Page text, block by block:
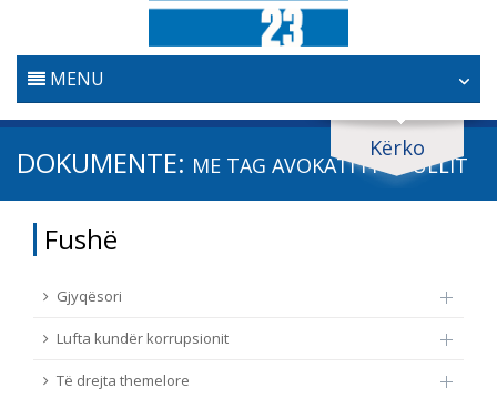
MENU
FILLESTARE
LUFTA KUNDËR KORRUPSIONIT
TË DREJTA THEMELORE
E DREJTA E QYTETARËVE TË BE-SË
Kërko
Kërko dokumente
Fushë / lëmi
Nën burim
DOKUMENTE: ME TAG AVOKATI I POPULLIT
Fushë
Gjyqësori
Lufta kundër korrupsionit
Të drejta themelore